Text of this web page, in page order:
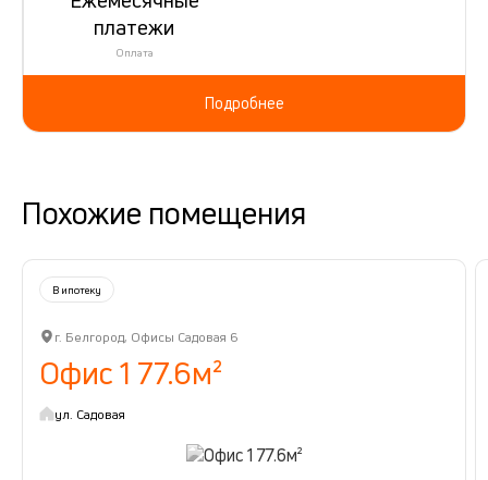
платежи
Оплата
Подробнее
Похожие помещения
В ипотеку
г. Белгород, Офисы Садовая 6
Офис 1 77.6м²
ул. Садовая